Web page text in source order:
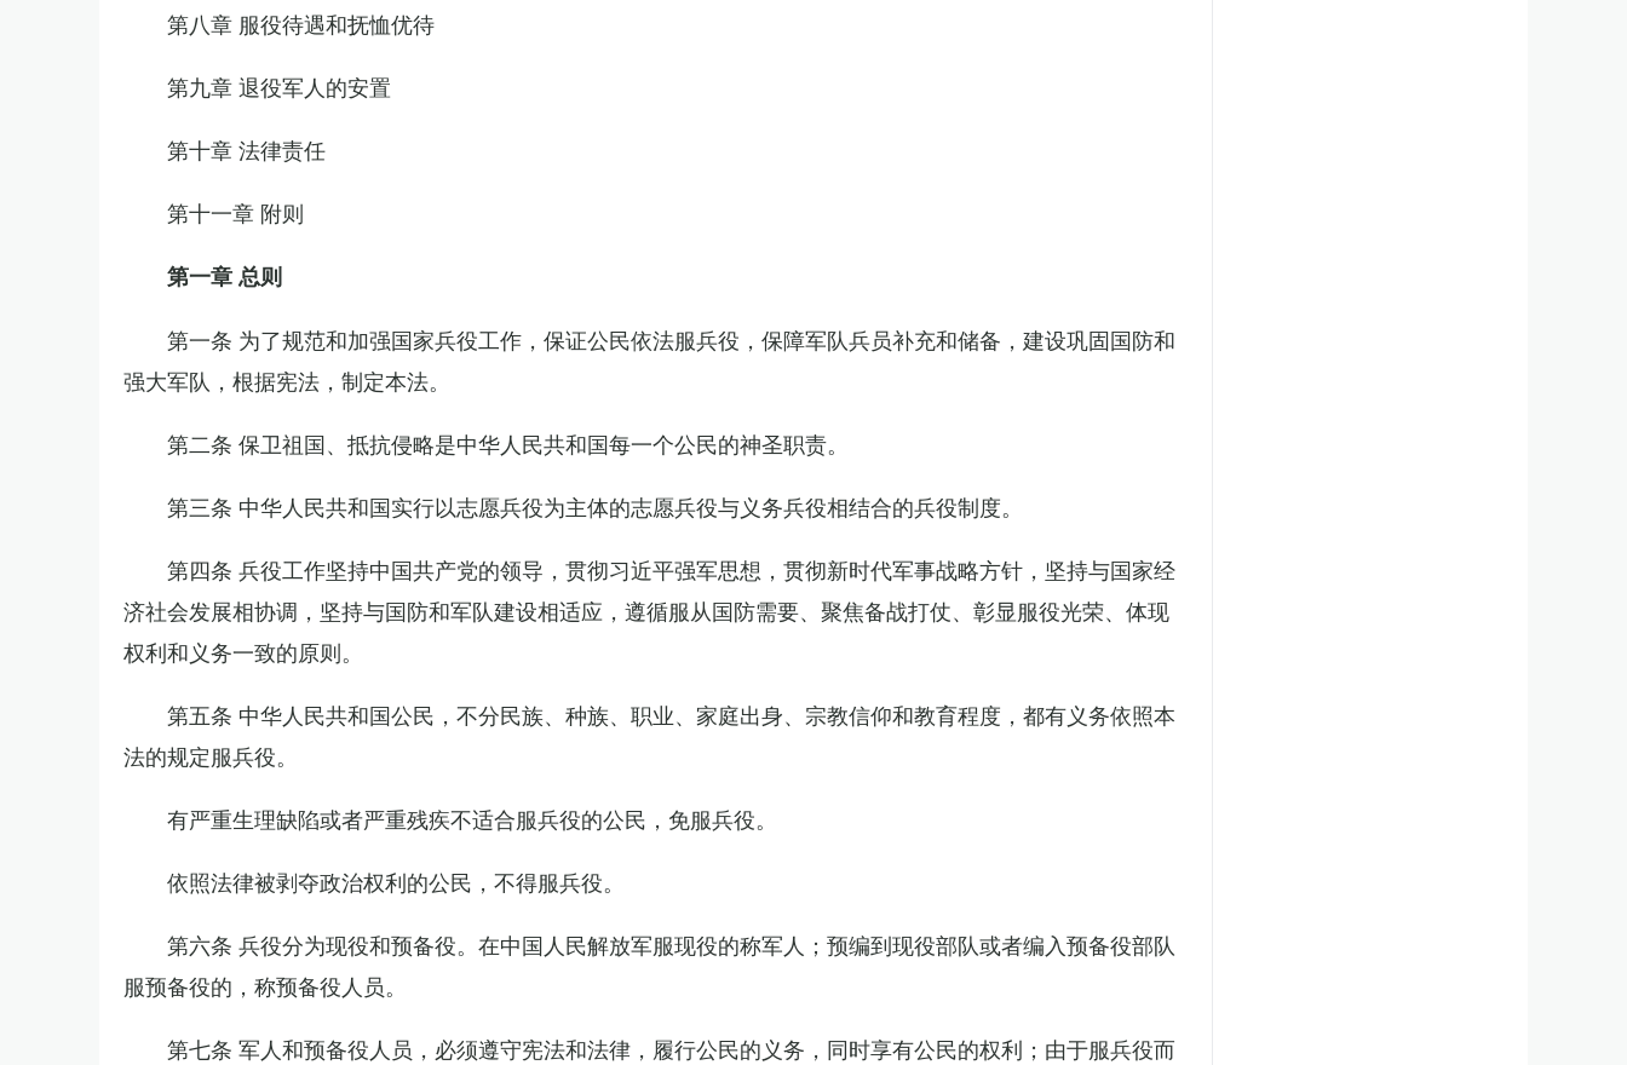
第八章 服役待遇和抚恤优待
第九章 退役军人的安置
第十章 法律责任
第十一章 附则
第一章 总则
第一条 为了规范和加强国家兵役工作，保证公民依法服兵役，保障军队兵员补充和储备，建设巩固国防和
强大军队，根据宪法，制定本法。
第二条 保卫祖国、抵抗侵略是中华人民共和国每一个公民的神圣职责。
第三条 中华人民共和国实行以志愿兵役为主体的志愿兵役与义务兵役相结合的兵役制度。
第四条 兵役工作坚持中国共产党的领导，贯彻习近平强军思想，贯彻新时代军事战略方针，坚持与国家经
济社会发展相协调，坚持与国防和军队建设相适应，遵循服从国防需要、聚焦备战打仗、彰显服役光荣、体现
权利和义务一致的原则。
第五条 中华人民共和国公民，不分民族、种族、职业、家庭出身、宗教信仰和教育程度，都有义务依照本
法的规定服兵役。
有严重生理缺陷或者严重残疾不适合服兵役的公民，免服兵役。
依照法律被剥夺政治权利的公民，不得服兵役。
第六条 兵役分为现役和预备役。在中国人民解放军服现役的称军人；预编到现役部队或者编入预备役部队
服预备役的，称预备役人员。
第七条 军人和预备役人员，必须遵守宪法和法律，履行公民的义务，同时享有公民的权利；由于服兵役而